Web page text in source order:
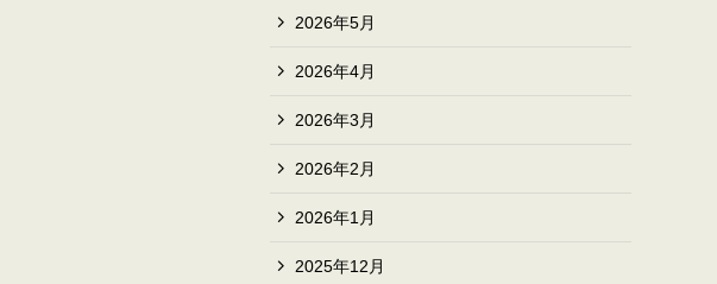
2026年5月
2026年4月
2026年3月
2026年2月
2026年1月
2025年12月